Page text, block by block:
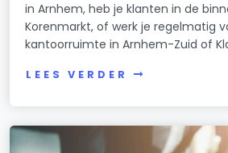
in Arnhem, heb je klanten in de
Korenmarkt, of werk je regelmatig
kantoorruimte in Arnhem-Zuid of
LEES VERDER